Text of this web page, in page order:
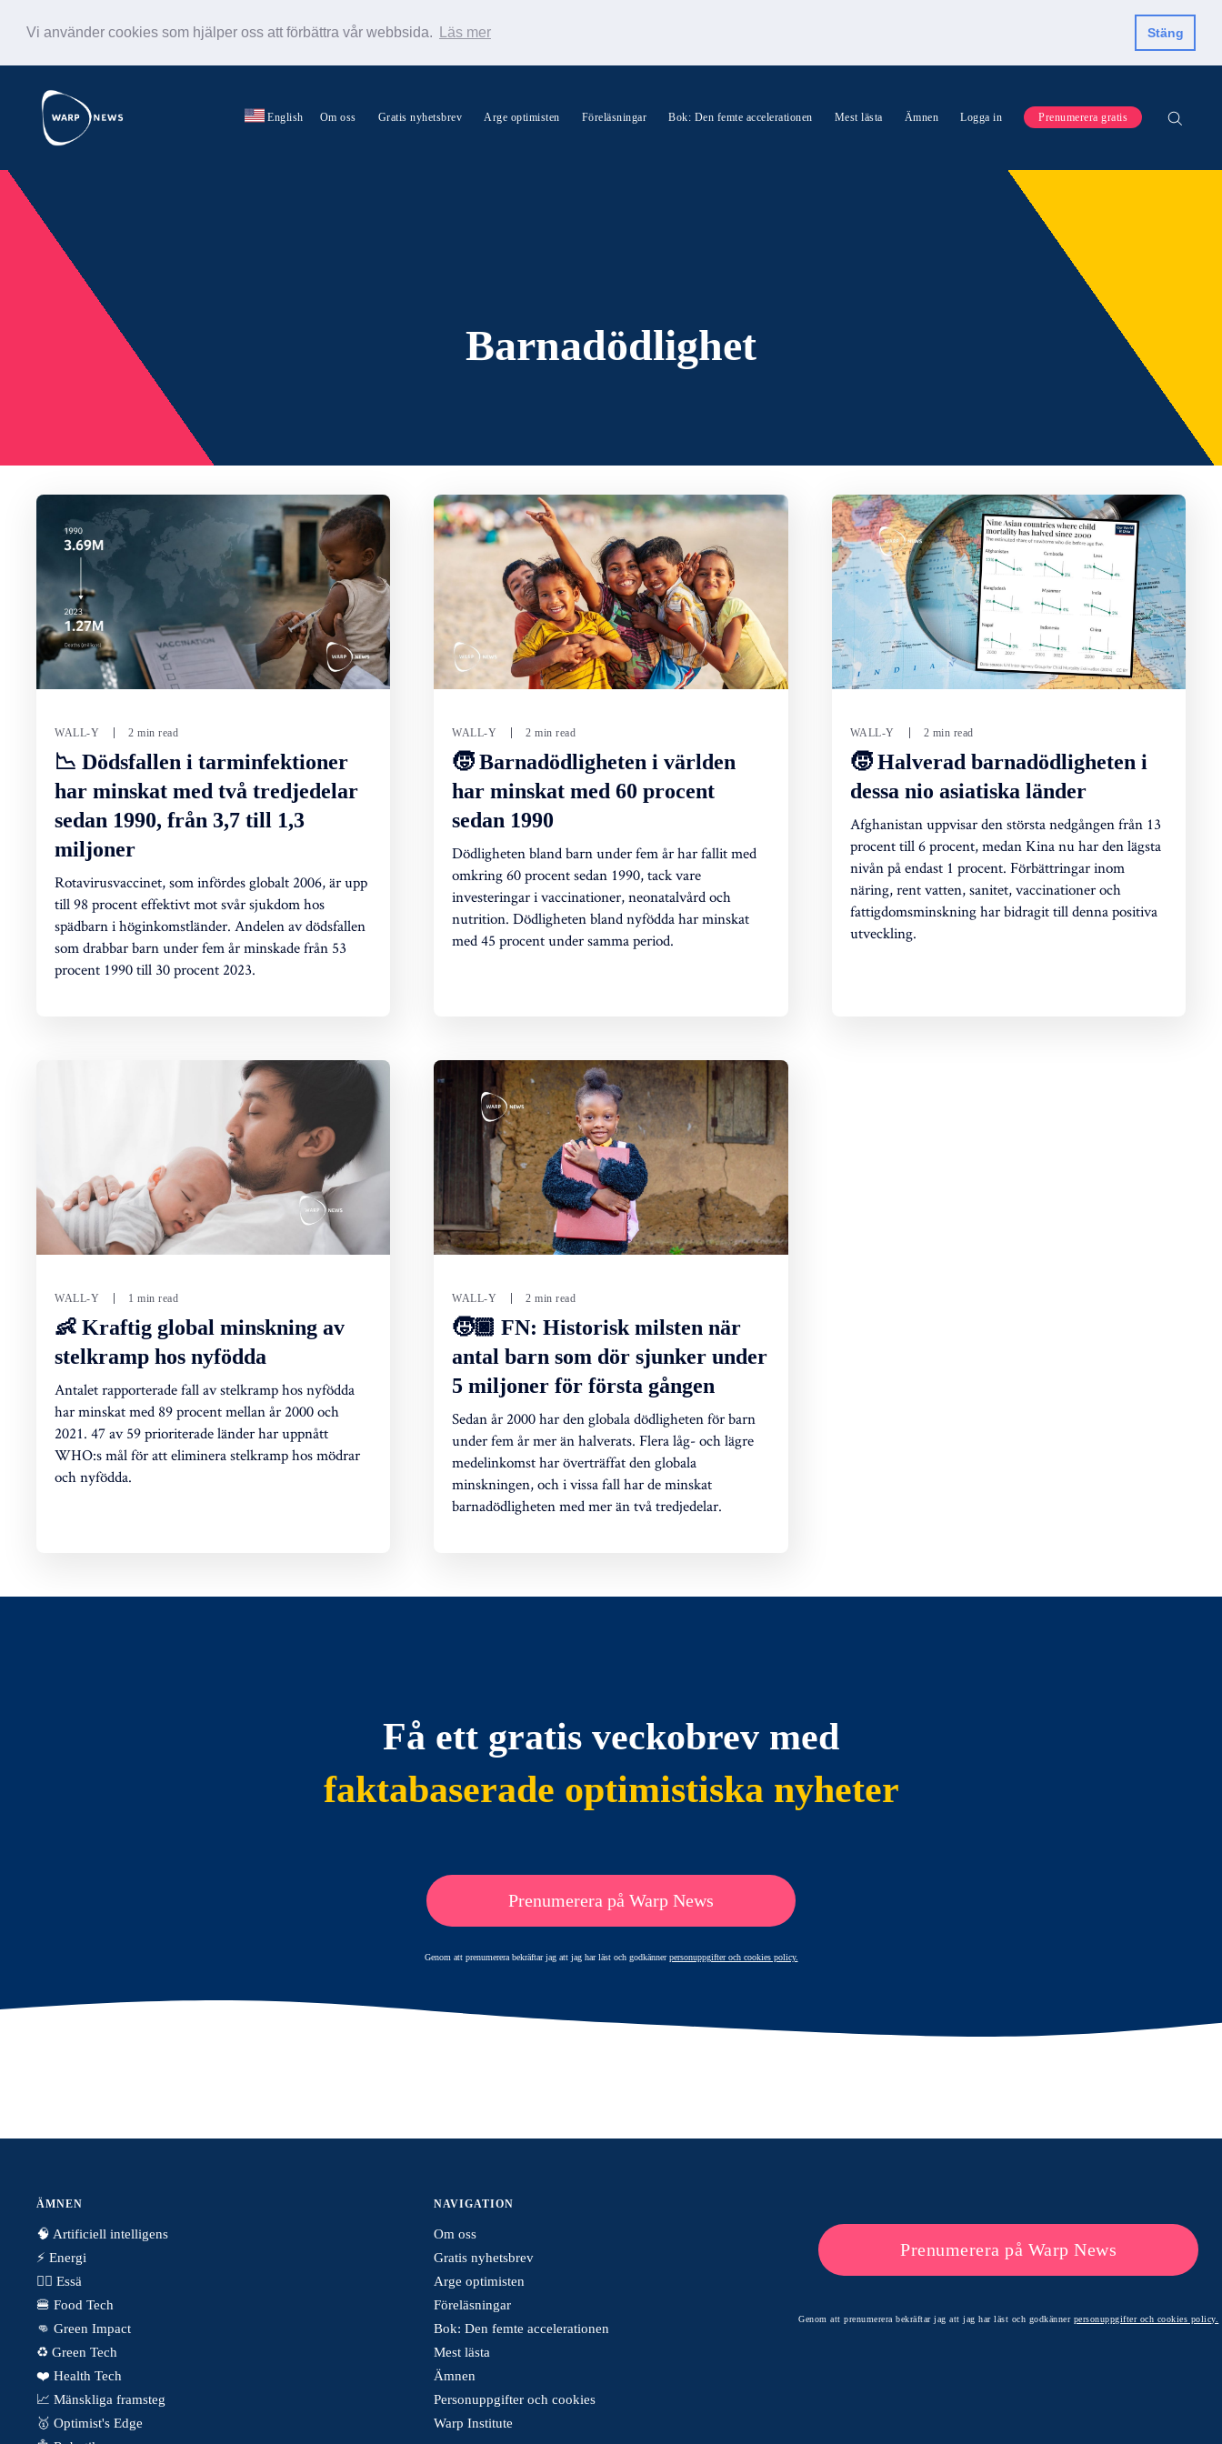
Vi använder cookies som hjälper oss att förbättra vår webbsida. Läs mer Stäng
English Om oss Gratis nyhetsbrev Arge optimisten Föreläsningar Bok: Den femte accelerationen Mest lästa Ämnen Logga in Prenumerera gratis
Barnadödlighet
WALL-Y 2 min read
📉 Dödsfallen i tarminfektioner
har minskat med två tredjedelar
sedan 1990, från 3,7 till 1,3
miljoner
Rotavirusvaccinet, som infördes globalt 2006, är upp
till 98 procent effektivt mot svår sjukdom hos
spädbarn i höginkomstländer. Andelen av dödsfallen
som drabbar barn under fem år minskade från 53
procent 1990 till 30 procent 2023.
WALL-Y 2 min read
🧒 Barnadödligheten i världen
har minskat med 60 procent
sedan 1990
Dödligheten bland barn under fem år har fallit med
omkring 60 procent sedan 1990, tack vare
investeringar i vaccinationer, neonatalvård och
nutrition. Dödligheten bland nyfödda har minskat
med 45 procent under samma period.
WALL-Y 2 min read
🧒 Halverad barnadödligheten i
dessa nio asiatiska länder
Afghanistan uppvisar den största nedgången från 13
procent till 6 procent, medan Kina nu har den lägsta
nivån på endast 1 procent. Förbättringar inom
näring, rent vatten, sanitet, vaccinationer och
fattigdomsminskning har bidragit till denna positiva
utveckling.
WALL-Y 1 min read
👶 Kraftig global minskning av
stelkramp hos nyfödda
Antalet rapporterade fall av stelkramp hos nyfödda
har minskat med 89 procent mellan år 2000 och
2021. 47 av 59 prioriterade länder har uppnått
WHO:s mål för att eliminera stelkramp hos mödrar
och nyfödda.
WALL-Y 2 min read
🧒🏿 FN: Historisk milsten när
antal barn som dör sjunker under
5 miljoner för första gången
Sedan år 2000 har den globala dödligheten för barn
under fem år mer än halverats. Flera låg- och lägre
medelinkomst har överträffat den globala
minskningen, och i vissa fall har de minskat
barnadödligheten med mer än två tredjedelar.
Få ett gratis veckobrev med
faktabaserade optimistiska nyheter
Prenumerera på Warp News
Genom att prenumerera bekräftar jag att jag har läst och godkännerpersonuppgifter och cookies policy.
ÄMNEN
🧠 Artificiell intelligens
⚡️ Energi
✍🏼 Essä
🍔 Food Tech
👊 Green Impact
♻️ Green Tech
❤️ Health Tech
📈 Mänskliga framsteg
🥇 Optimist's Edge
NAVIGATION
Om oss
Gratis nyhetsbrev
Arge optimisten
Föreläsningar
Bok: Den femte accelerationen
Mest lästa
Ämnen
Personuppgifter och cookies
Warp Institute
Prenumerera på Warp News
Genom att prenumerera bekräftar jag att jag har läst och godkänner personuppgifter och cookies policy.